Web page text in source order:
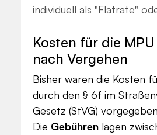
individuell als "Flatrate"
Kosten für die
nach Vergehen
Bisher waren die Kosten
durch den § 6f im
Gesetz (StVG)
Die Gebühren lagen